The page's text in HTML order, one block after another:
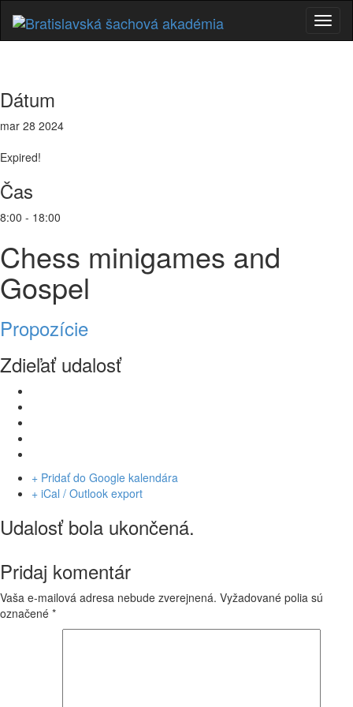
Dátum
mar 28 2024
Expired!
Čas
8:00 - 18:00
Chess minigames and
Gospel
Propozície
Zdieľať udalosť
+ Pridať do Google kalendára
+ iCal / Outlook export
Udalosť bola ukončená.
Pridaj komentár
Vaša e-mailová adresa nebude zverejnená. Vyžadované polia sú
označené *